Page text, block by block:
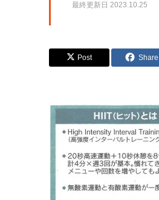
最終更新日 2023.10.25
Post Share